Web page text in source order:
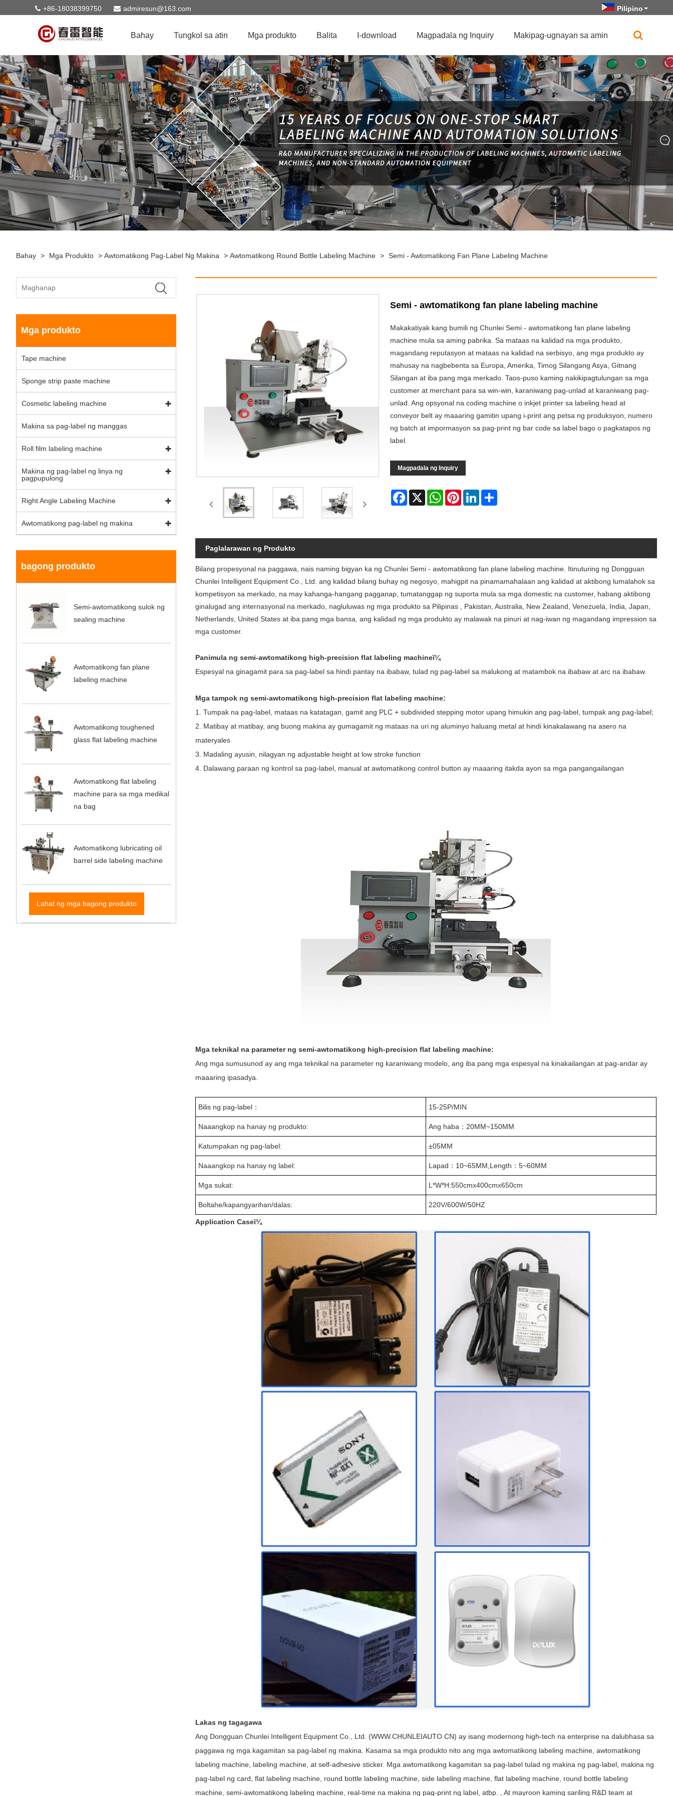
+86-18038399750 admiresun@163.com Pilipino
Bahay Tungkol sa atin Mga produkto Balita I-download Magpadala ng Inquiry Makipag-ugnayan sa amin
Bahay > Mga Produkto > Awtomatikong Pag-Label Ng Makina > Awtomatikong Round Bottle Labeling Machine > Semi - Awtomatikong Fan Plane Labeling Machine
Mga produkto
Tape machine
Sponge strip paste machine
Cosmetic labeling machine
Makina sa pag-label ng manggas
Roll film labeling machine
Makina ng pag-label ng linya ng
pagpupulong
Right Angle Labeling Machine
Awtomatikong pag-label ng makina
bagong produkto
Semi-awtomatikong sulok ng
sealing machine
Awtomatikong fan plane
labeling machine
Awtomatikong toughened
glass flat labeling machine
Awtomatikong flat labeling
machine para sa mga medikal
na bag
Awtomatikong lubricating oil
barrel side labeling machine
Lahat ng mga bagong produkto
Semi - awtomatikong fan plane labeling machine
Makakatiyak kang bumili ng Chunlei Semi - awtomatikong fan plane labeling
machine mula sa aming pabrika. Sa mataas na kalidad na mga produkto,
magandang reputasyon at mataas na kalidad na serbisyo, ang mga produkto ay
mahusay na nagbebenta sa Europa, Amerika, Timog Silangang Asya, Gitnang
Silangan at iba pang mga merkado. Taos-puso kaming nakikipagtulungan sa mga
customer at merchant para sa win-win, karaniwang pag-unlad at karaniwang pag-
unlad. Ang opsyonal na coding machine o inkjet printer sa labeling head at
conveyor belt ay maaaring gamitin upang i-print ang petsa ng produksyon, numero
ng batch at impormasyon sa pag-print ng bar code sa label bago o pagkatapos ng
label.
Magpadala ng Inquiry
Facebook
X WhatsAppPinterestLinkedIn
Paglalarawan ng Produkto
Bilang propesyonal na paggawa, nais naming bigyan ka ng Chunlei Semi - awtomatikong fan plane labeling machine. Itinuturing ng Dongguan
Chunlei Intelligent Equipment Co., Ltd. ang kalidad bilang buhay ng negosyo, mahigpit na pinamamahalaan ang kalidad at aktibong lumalahok sa
kompetisyon sa merkado, na may kahanga-hangang pagganap, tumatanggap ng suporta mula sa mga domestic na customer, habang aktibong
ginalugad ang internasyonal na merkado, nagluluwas ng mga produkto sa Pilipinas , Pakistan, Australia, New Zealand, Venezuela, India, Japan,
Netherlands, United States at iba pang mga bansa, ang kalidad ng mga produkto ay malawak na pinuri at nag-iwan ng magandang impression sa
mga customer.
Panimula ng semi-awtomatikong high-precision flat labeling machineï¼
Espesyal na ginagamit para sa pag-label sa hindi pantay na ibabaw, tulad ng pag-label sa malukong at matambok na ibabaw at arc na ibabaw.
Mga tampok ng semi-awtomatikong high-precision flat labeling machine:
1. Tumpak na pag-label, mataas na katatagan, gamit ang PLC + subdivided stepping motor upang himukin ang pag-label, tumpak ang pag-label;
2. Matibay at matibay, ang buong makina ay gumagamit ng mataas na uri ng aluminyo haluang metal at hindi kinakalawang na asero na
materyales
3. Madaling ayusin, nilagyan ng adjustable height at low stroke function
4. Dalawang paraan ng kontrol sa pag-label, manual at awtomatikong control button ay maaaring itakda ayon sa mga pangangailangan
Mga teknikal na parameter ng semi-awtomatikong high-precision flat labeling machine:
Ang mga sumusunod ay ang mga teknikal na parameter ng karaniwang modelo, ang iba pang mga espesyal na kinakailangan at pag-andar ay
maaaring ipasadya.
Bilis ng pag-label ： 15-25P/MIN
Naaangkop na hanay ng produkto: Ang haba ： 20MM~150MM
Katumpakan ng pag-label: ±05MM
Naaangkop na hanay ng label: Lapad ： 10~65MM, Length ：5~60MM
Mga sukat: L*W*H:550cmx400cmx650cm
Boltahe/kapangyarihan/dalas: 220V/600W/50HZ
Application Caseï¼
Lakas ng tagagawa
Ang Dongguan Chunlei Intelligent Equipment Co., Ltd. (WWW.CHUNLEIAUTO.CN) ay isang modernong high-tech na enterprise na dalubhasa sa
paggawa ng mga kagamitan sa pag-label ng makina. Kasama sa mga produkto nito ang mga awtomatikong labeling machine, awtomatikong
labeling machine, labeling machine, at self-adhesive sticker. Mga awtomatikong kagamitan sa pag-label tulad ng makina ng pag-label, makina ng
pag-label ng card, flat labeling machine, round bottle labeling machine, side labeling machine, flat labeling machine, round bottle labeling
machine, semi-awtomatikong labeling machine, real-time na makina ng pag-print ng label, atbp. , At mayroon kaming sariling R&D team at